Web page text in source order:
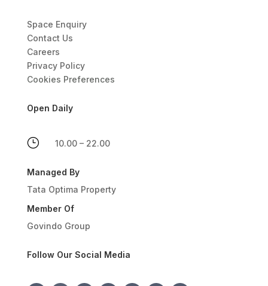
Space Enquiry
Contact Us
Careers
Privacy Policy
Cookies Preferences
Open Daily
} 10.00 – 22.00
Managed By
Tata Optima Property
Member Of
Govindo Group
Follow Our Social Media